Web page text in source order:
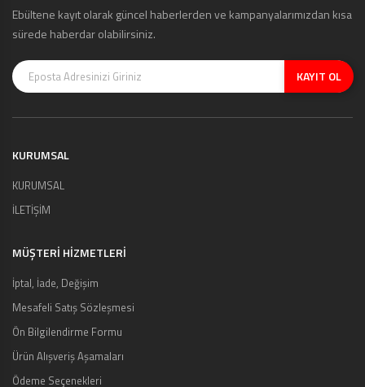
Ebültene kayıt olarak güncel haberlerden ve kampanyalarımızdan kısa
sürede haberdar olabilirsiniz.
KAYIT OL
KURUMSAL
KURUMSAL
İLETİŞİM
MÜŞTERI HIZMETLERI
İptal, İade, Değişim
Mesafeli Satış Sözleşmesi
Ön Bilgilendirme Formu
Ürün Alışveriş Aşamaları
Ödeme Seçenekleri